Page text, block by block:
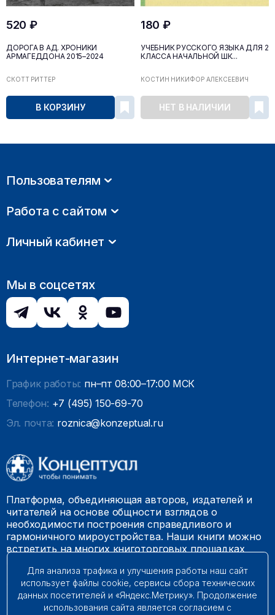
520 ₽
ДОРОГА В АД. ХРОНИКИ
АРМАГЕДДОНА 2015–2024
СКОТТ РИТТЕР
В КОРЗИНУ
180 ₽
УЧЕБНИК РУССКОГО ЯЗЫКА ДЛЯ 2
КЛАССА НАЧАЛЬНОЙ ШК...
КОСТИН НИКИФОР АЛЕКСЕЕВИЧ
НЕТ В НАЛИЧИИ
Пользователям
Работа с сайтом
Личный кабинет
Мы в соцсетях
Интернет-магазин
График работы: пн–пт 08:00–17:00 МСК
Телефон: +7 (495) 150-69-70
Эл. почта: roznica@konzeptual.ru
Платформа, объединяющая авторов, издателей и
читателей на основе общности взглядов о
необходимости построения справедливого и
гармоничного мироустройства. Наши книги можно
встретить на многих книготорговых площадках
© 2009 – 2026. Все права защищены.
Для анализа трафика и улучшения работы наш сайт
использует файлы cookie, сервисы сбора технических
данных посетителей и «Яндекс.Метрику». Продолжение
использования сайта является согласием с